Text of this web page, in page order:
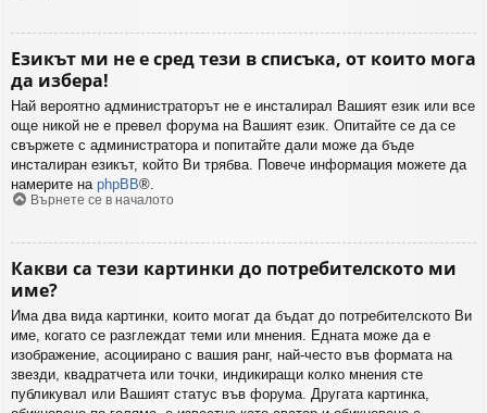
Езикът ми не е сред тези в списъка, от които мога
да избера!
Най вероятно администраторът не е инсталирал Вашият език или все
още никой не е превел форума на Вашият език. Опитайте се да се
свържете с администратора и попитайте дали може да бъде
инсталиран езикът, който Ви трябва. Повече информация можете да
намерите на phpBB®.
Върнете се в началото
Какви са тези картинки до потребителското ми
име?
Има два вида картинки, които могат да бъдат до потребителското Ви
име, когато се разглеждат теми или мнения. Едната може да е
изображение, асоциирано с вашия ранг, най-често във формата на
звезди, квадратчета или точки, индикиращи колко мнения сте
публикувал или Вашият статус във форума. Другата картинка,